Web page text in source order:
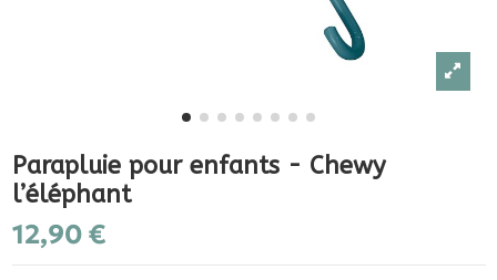
Parapluie pour enfants - Chewy
l’éléphant
12,90 €